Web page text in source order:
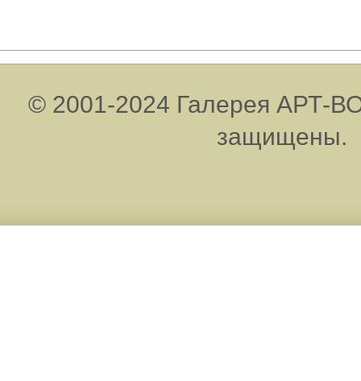
© 2001-2024 Галерея АРТ-
защищены.